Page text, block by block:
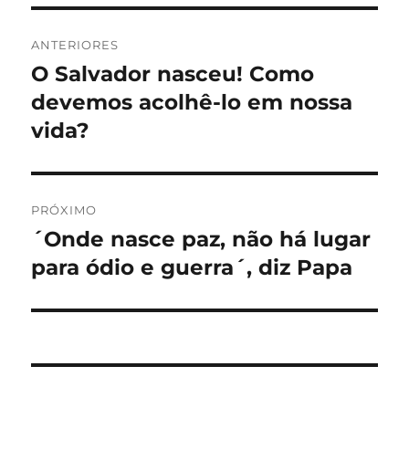
de
Post
ANTERIORES
Post
anterior:
O Salvador nasceu! Como
devemos acolhê-lo em nossa
vida?
PRÓXIMO
Próximo
post:
´Onde nasce paz, não há lugar
para ódio e guerra´, diz Papa